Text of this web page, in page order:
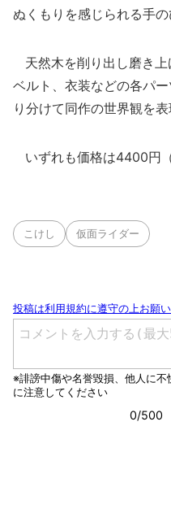
ぬくもりを感じられる手の
天然木を削り出し磨き
ベルト、衣装などの各パ
り分けて同作の世界観を表
いずれも価格は4400円（
こけし 仮面ライダー